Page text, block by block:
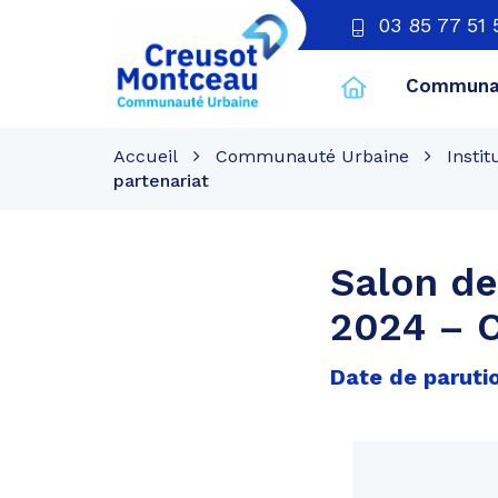
03 85 77 51
Creusot
Montceau
Accueil Communauté Urbaine
partenariat
Salon
2024 –
Date de